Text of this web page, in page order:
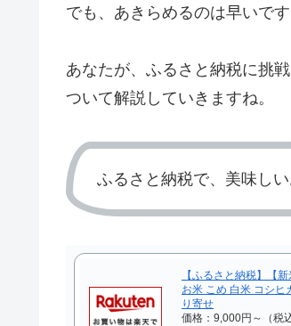
でも、あきらめるのは早いです
あなたが、ふるさと納税に挑
ついて解説していきますね。
ふるさと納税で、美味し
【ふるさと納税】【
お米 こめ 白米 コシヒ
り寄せ
価格：9,000円～（税